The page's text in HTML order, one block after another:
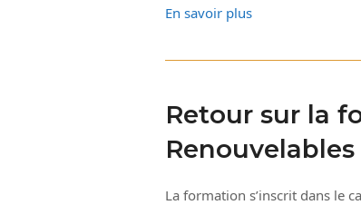
En savoir plus
Retour sur la
Renouvelables
La formation s’inscrit dans le